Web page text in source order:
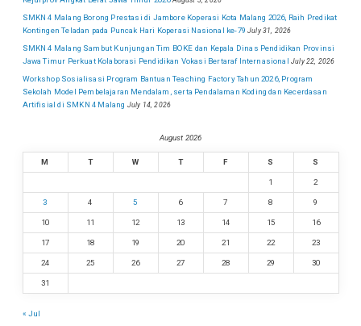
SMKN 4 Malang Borong Prestasi di Jambore Koperasi Kota Malang 2026, Raih Predikat
Kontingen Teladan pada Puncak Hari Koperasi Nasional ke-79 July 31, 2026
SMKN 4 Malang Sambut Kunjungan Tim BOKE dan Kepala Dinas Pendidikan Provinsi
Jawa Timur Perkuat Kolaborasi Pendidikan Vokasi Bertaraf Internasional July 22, 2026
Workshop Sosialisasi Program Bantuan Teaching Factory Tahun 2026, Program
Sekolah Model Pembelajaran Mendalam, serta Pendalaman Koding dan Kecerdasan
Artifisial di SMKN 4 Malang July 14, 2026
August 2026
M T W T F S S
1 2
3 4 5 6 7 8 9
10 11 12 13 14 15 16
17 18 19 20 21 22 23
24 25 26 27 28 29 30
31
« Jul